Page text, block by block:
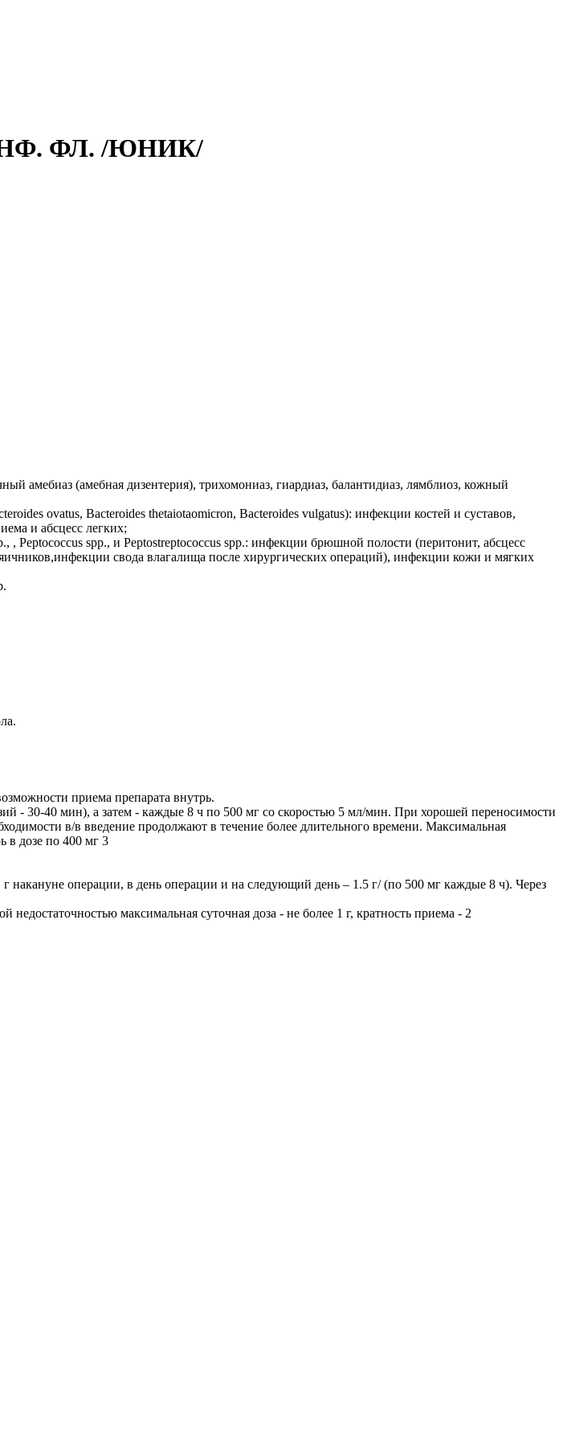
ФЛ. /ЮНИК/
(амебная дизентерия), трихомониаз, гиардиаз, балантидиаз, лямблиоз, кожный
ovatus, Bacteroides thetaiotaomicron, Bacteroides vulgatus): инфекции костей и суставов,
и абсцесс легких;
spp., и Peptostreptococcus spp.: инфекции брюшной полости (перитонит, абсцесс
свода влагалища после хирургических операций), инфекции кожи и мягких
приема препарата внутрь.
- 30-40 мин), а затем - каждые 8 ч по 500 мг со скоростью 5 мл/мин. При хорошей переносимости
в/в введение продолжают в течение более длительного времени. Максимальная
в дозе по 400 мг 3
накануне операции, в день операции и на следующий день – 1.5 г/ (по 500 мг каждые 8 ч). Через
максимальная суточная доза - не более 1 г, кратность приема - 2